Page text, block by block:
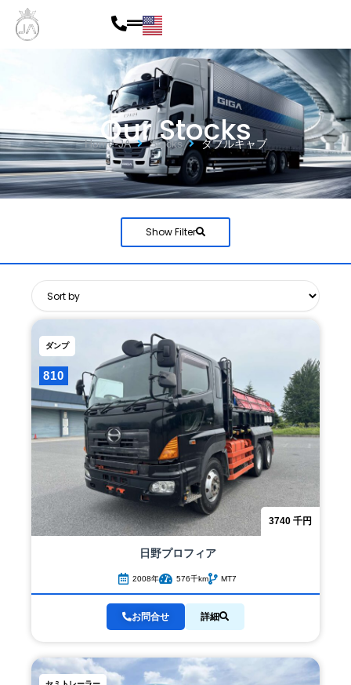
内
容
キ
ッ
プ
Our Stocks
Home-JA Stocks ダブルキャブ
Show Filter
3740 千円
810
ダンプ
日野プロフィア
2008年 576千km MT7
お問合せ 詳細